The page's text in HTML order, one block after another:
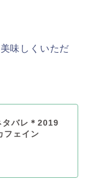
味しくいただ
タバレ＊2019
フェイン